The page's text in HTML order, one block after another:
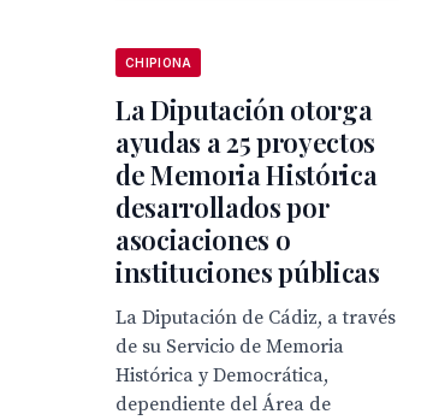
CHIPIONA
La Diputación otorga
ayudas a 25 proyectos
de Memoria Histórica
desarrollados por
asociaciones o
instituciones públicas
La Diputación de Cádiz, a través
de su Servicio de Memoria
Histórica y Democrática,
dependiente del Área de